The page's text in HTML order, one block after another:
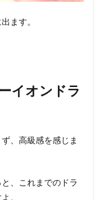
ます。
イオンドラ
、高級感を感じま
、これまでのドラ
。